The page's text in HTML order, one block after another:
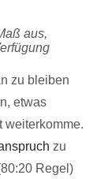
aus,
zu bleiben
etwas
weiterkomme.
zu
Regel)